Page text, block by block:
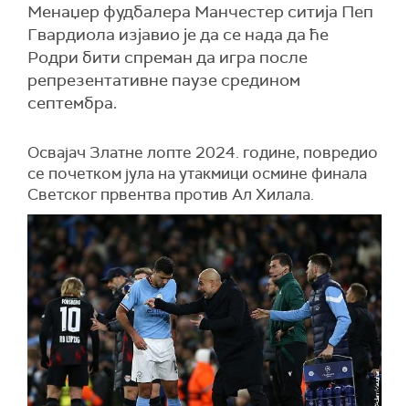
Менаџер фудбалера Манчестер ситија Пеп
Гвардиола изјавио је да се нада да ће
Родри бити спреман да игра после
репрезентативне паузе средином
септембра.
Освајач Златне лопте 2024. године, повредио
се почетком јула на утакмици осмине финала
Светског првентва против Ал Хилала.